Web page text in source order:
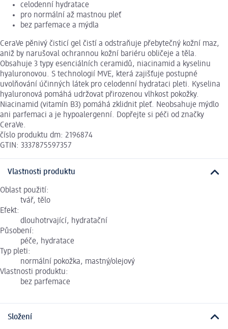
celodenní hydratace
pro normální až mastnou pleť
bez parfemace a mýdla
CeraVe pěnivý čisticí gel čistí a odstraňuje přebytečný kožní maz,
aniž by narušoval ochrannou kožní bariéru obličeje a těla.
Obsahuje 3 typy esenciálních ceramidů, niacinamid a kyselinu
hyaluronovou. S technologií MVE, která zajišťuje postupné
uvolňování účinných látek pro celodenní hydrataci pleti. Kyselina
hyaluronová pomáhá udržovat přirozenou vlhkost pokožky.
Niacinamid (vitamín B3) pomáhá zklidnit pleť. Neobsahuje mýdlo
ani parfemaci a je hypoalergenní. Dopřejte si péči od značky
CeraVe.
číslo produktu dm: 2196874
GTIN: 3337875597357
Vlastnosti produktu
Oblast použití:
tvář, tělo
Efekt:
dlouhotrvající, hydratační
Působení:
péče, hydratace
Typ pleti:
normální pokožka, mastný/olejový
Vlastnosti produktu:
bez parfemace
Složení